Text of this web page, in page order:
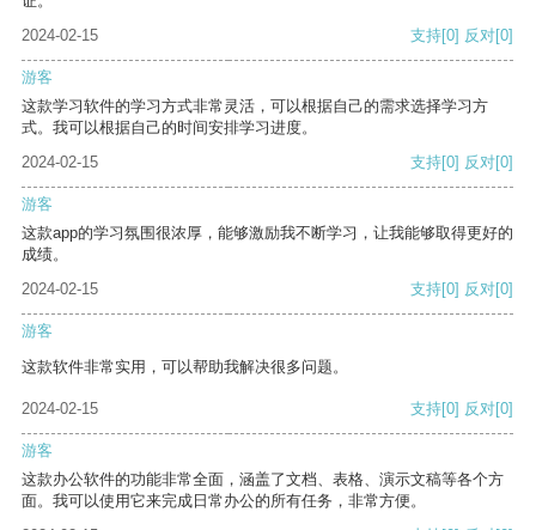
2024-02-15
支持[0] 反对[0]
游客
这款学习软件的学习方式非常灵活，可以根据自己的需求选择学习方
式。我可以根据自己的时间安排学习进度。
2024-02-15
支持[0] 反对[0]
游客
这款app的学习氛围很浓厚，能够激励我不断学习，让我能够取得更好的
成绩。
2024-02-15
支持[0] 反对[0]
游客
这款软件非常实用，可以帮助我解决很多问题。
2024-02-15 支持[0] 反对[0]
游客
这款办公软件的功能非常全面，涵盖了文档、表格、演示文稿等各个方
面。我可以使用它来完成日常办公的所有任务，非常方便。